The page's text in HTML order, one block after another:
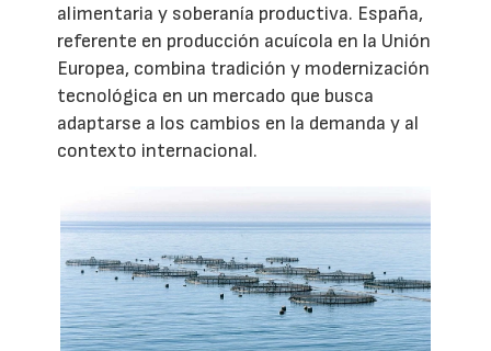
alimentaria y soberanía productiva. España,
referente en producción acuícola en la Unión
Europea, combina tradición y modernización
tecnológica en un mercado que busca
adaptarse a los cambios en la demanda y al
contexto internacional.